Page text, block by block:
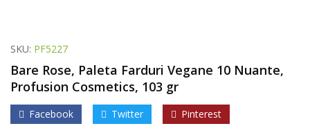
SKU: PF5227
Bare Rose, Paleta Farduri Vegane 10 Nuante,
Profusion Cosmetics, 103 gr
Facebook Twitter Pinterest